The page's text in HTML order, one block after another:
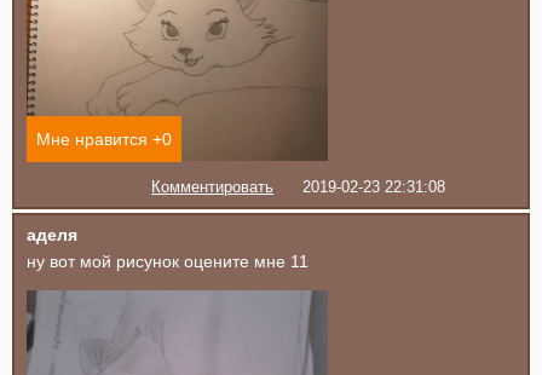
Мне нравится +0
Комментировать 2019-02-23 22:31:08
аделя
ну вот мой рисунок оцените мне 11